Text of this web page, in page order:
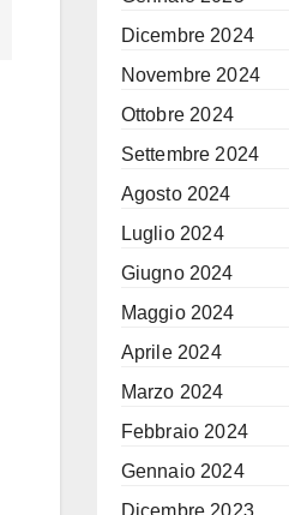
Dicembre 2024
Novembre 2024
Ottobre 2024
Settembre 2024
Agosto 2024
Luglio 2024
Giugno 2024
Maggio 2024
Aprile 2024
Marzo 2024
Febbraio 2024
Gennaio 2024
Dicembre 2023